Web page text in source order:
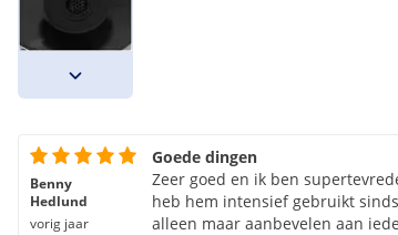
Benny
Hedlund
vorig jaar
Goede dingen
Zeer goed en ik ben
heb hem intensief gebruikt
alleen maar aanbevelen aan